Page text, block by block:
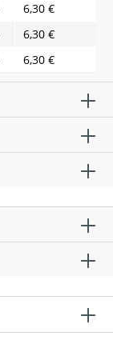
6,30 €
6,30 €
6,30 €